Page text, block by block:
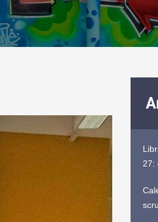
27: